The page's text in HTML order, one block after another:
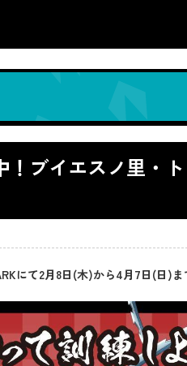
ブイエスノ里・
にて2月8日(木)から4月7日(日)ま